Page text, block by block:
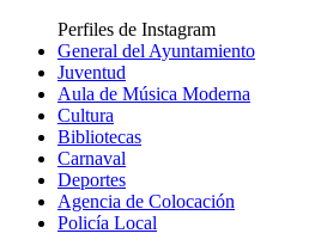
Perfiles de Instagram
General del Ayuntamiento
Juventud
Aula de Música Moderna
Cultura
Bibliotecas
Carnaval
Deportes
Agencia de Colocación
Policía Local